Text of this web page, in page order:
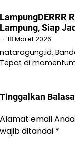
LampungDERRR
Lampung, Siap
18 Maret 2026
nataragung.id,
Tepat di
Tinggalkan
Alamat email
wajib ditandai *